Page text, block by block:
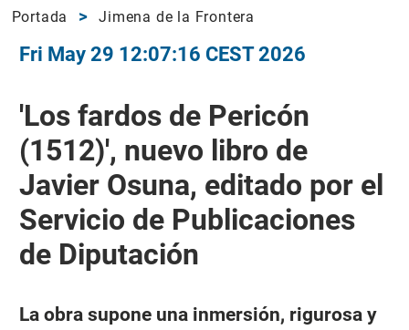
Portada Jimena de la Frontera
Fri May 29 12:07:16 CEST 2026
'Los fardos de Pericón
(1512)', nuevo libro de
Javier Osuna, editado por el
Servicio de Publicaciones
de Diputación
La obra supone una inmersión, rigurosa y